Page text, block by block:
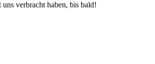
verbracht haben, bis bald!